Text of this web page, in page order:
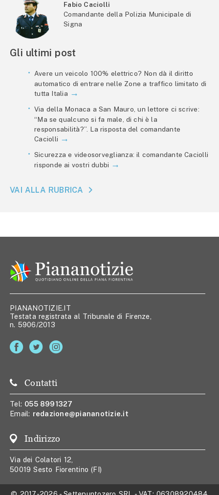
Fabio Caciolli
Comandante della Polizia Municipale di
Signa
Gli ultimi post
Avere un veicolo 100% elettrico? Non dà il diritto
automatico di entrare nelle Zone a traffico limitato di
tutta Italia
Via della Monaca a San Mauro, un lettore ci scrive:
“Ma se qualcuno si fa male, di chi è la
responsabilità?”. La risposta del comandante
Caciolli
Sicurezza e videosorveglianza: il comandante Caciolli
risponde ai vostri dubbi
VAI ALLA RUBRICA
PIANANOTIZIE.IT
Testata registrata al Tribunale di Firenze,
n. 5906/2013
Contatti
Tel: 055 8991327
Email: redazione@piananotizie.it
Indirizzo
Via dei Colatori 12,
50019 Sesto Fiorentino (FI)